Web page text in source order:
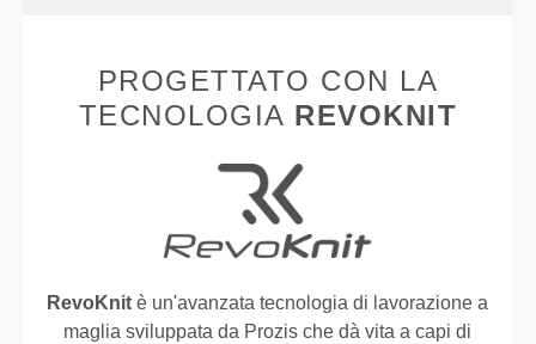
PROGETTATO CON LA
TECNOLOGIA REVOKNIT
RevoKnit è un'avanzata tecnologia di lavorazione a
maglia sviluppata da Prozis che dà vita a capi di